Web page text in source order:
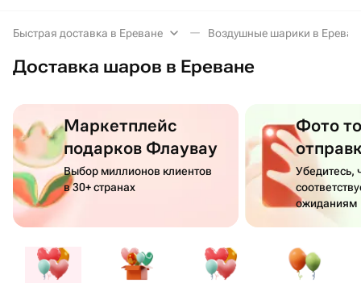
Быстрая доставка в Ереване Воздушные шарики в
Доставка шаров в Ереване
Маркетплейс
подарков Флаувау
Выбор миллионов клиентов
в 30+ странах
Фото
Убедитесь,
ожиданиям